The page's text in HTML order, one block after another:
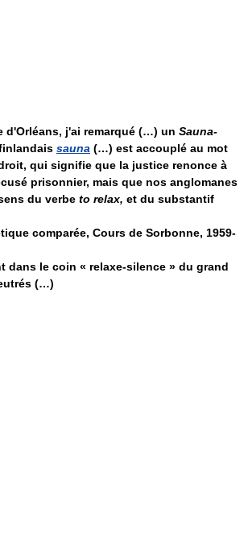
d'Orléans, j'ai remarqué (…) un Sauna-
sauna (…) est accouplé au mot
qui signifie que la justice renonce à
prisonnier, mais que nos anglomanes
du verbe to relax, et du substantif
comparée, Cours de Sorbonne, 1959-
dans le coin « relaxe-silence » du grand
(…)